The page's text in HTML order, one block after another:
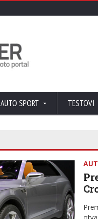
AUTO SPORT TESTOVI